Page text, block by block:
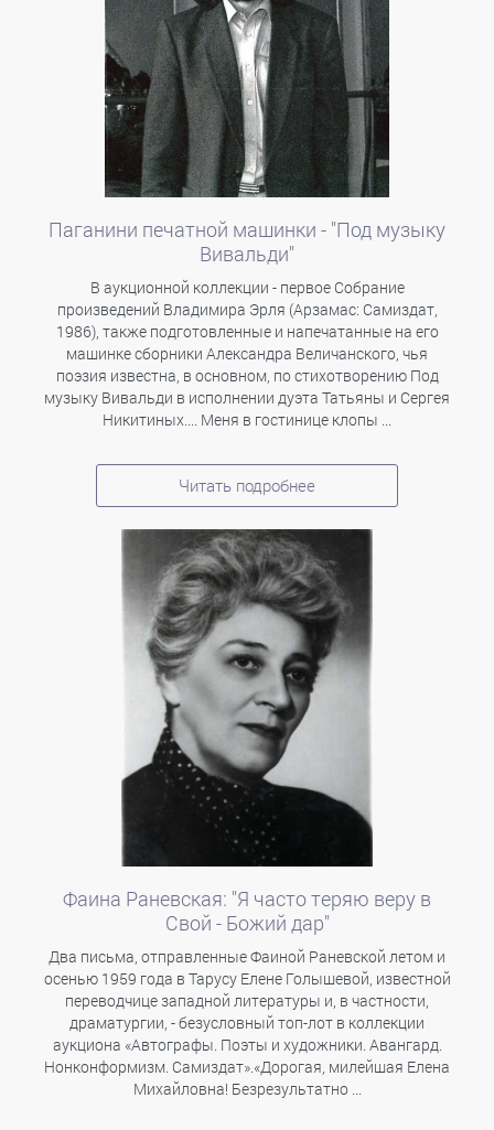
Паганини печатной машинки - "Под музыку
Вивальди"
В аукционной коллекции - первое Собрание
произведений Владимира Эрля (Арзамас: Самиздат,
1986), также подготовленные и напечатанные на его
машинке сборники Александра Величанского, чья
поэзия известна, в основном, по стихотворению Под
музыку Вивальди в исполнении дуэта Татьяны и Сергея
Никитиных.... Меня в гостинице клопы ...
Читать подробнее
Фаина Раневская: "Я часто теряю веру в
Свой - Божий дар"
Два письма, отправленные Фаиной Раневской летом и
осенью 1959 года в Тарусу Елене Голышевой, известной
переводчице западной литературы и, в частности,
драматургии, - безусловный топ-лот в коллекции
аукциона «Автографы. Поэты и художники. Авангард.
Нонконформизм. Самиздат».«Дорогая, милейшая Елена
Михайловна! Безрезультатно ...